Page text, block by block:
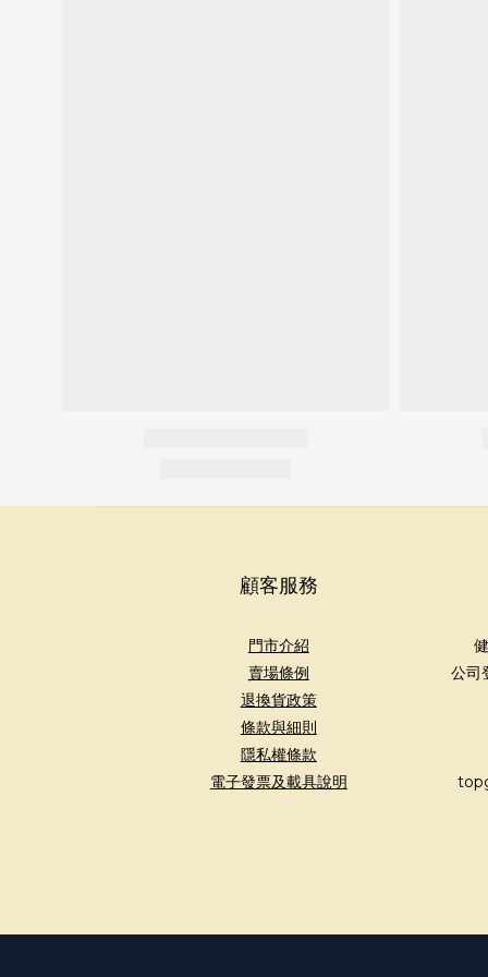
顧客服務
門市介紹
賣場條例
退換貨政策
條款與細則
隱私權條款
電子發票及載具說明
公司